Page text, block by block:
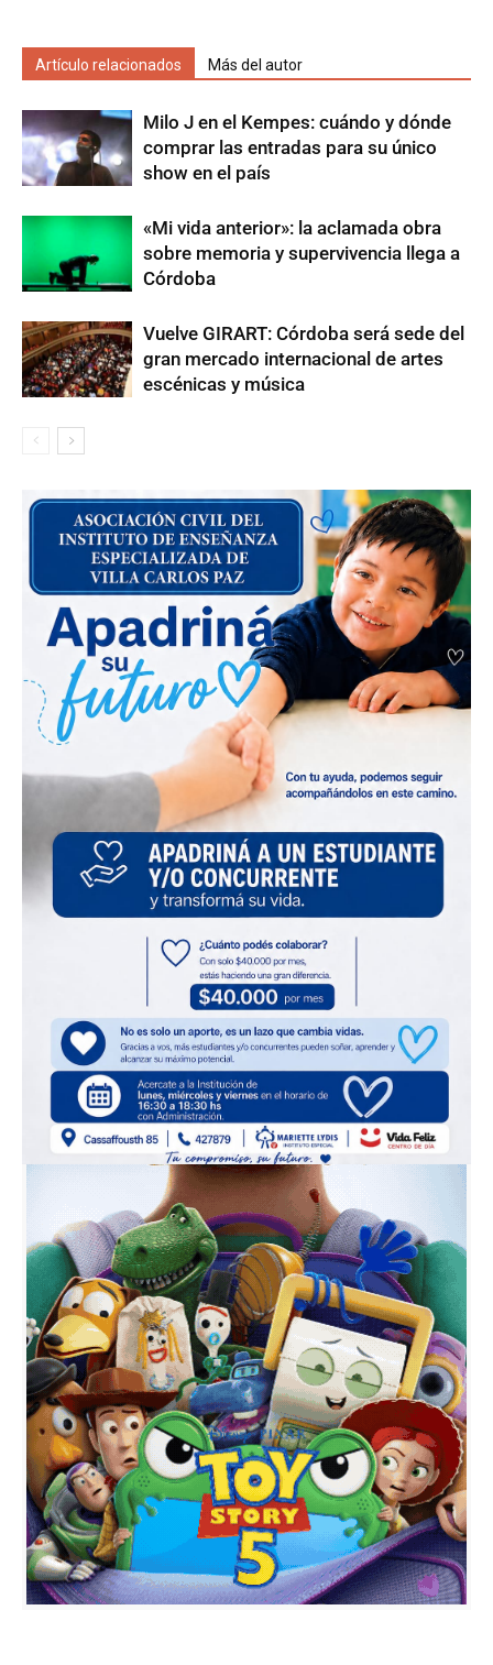
Artículo relacionados Más del autor
Milo J en el Kempes: cuándo y dónde
comprar las entradas para su único
show en el país
«Mi vida anterior»: la aclamada obra
sobre memoria y supervivencia llega a
Córdoba
Vuelve GIRART: Córdoba será sede del
gran mercado internacional de artes
escénicas y música